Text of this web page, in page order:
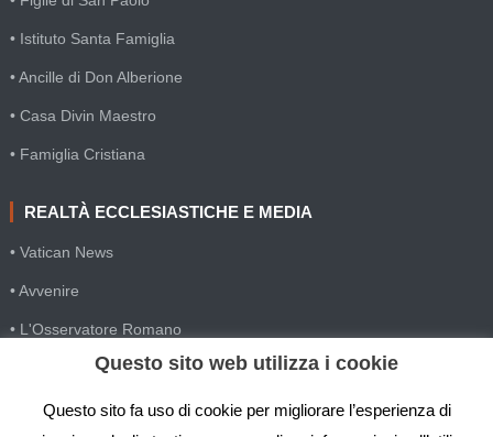
• Istituto Santa Famiglia
• Ancille di Don Alberione
• Casa Divin Maestro
• Famiglia Cristiana
REALTÀ ECCLESIASTICHE E MEDIA
• Vatican News
• Avvenire
• L'Osservatore Romano
• SIR Agenzia d'informazione
• Gesuiti Villapizzone
Questo sito web utilizza i cookie
Questo sito fa uso di cookie per migliorare l’esperienza di